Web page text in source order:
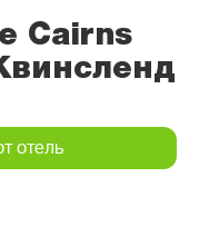
Cairns
отель